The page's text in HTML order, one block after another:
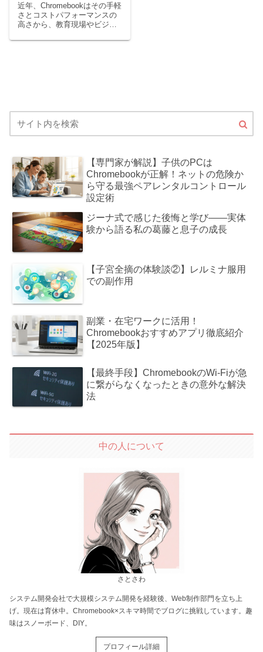
近年、Chromebookはその手軽
さとコストパフォーマンスの
高さから、教育現場やビジネ
で、幅広い層に普及していま
【専門家が解説】子供のPCは
Chromebookが正解！ネットの危険か
ら守る最強ペアレンタルコントロール
設定術
ジーナ式で感じた後悔と学び――実体
験から語る私の葛藤と息子の成長
【子宮全摘の体験談②】レルミナ服用
での副作用
副業・在宅ワークに活用！
Chromebookおすすめアプリ徹底紹介
【2025年版】
【最終手段】ChromebookのWi-Fiが急
に繋がらなくなったときの意外な解決
法
中の人について
さとさわ
システム開発会社で大規模システム開発を経験後、Web制作部門を立ち上
げ。現在は育休中。Chromebook×スキマ時間でブログに挑戦しています。趣
味はスノーボード、DIY。
プロフィール詳細